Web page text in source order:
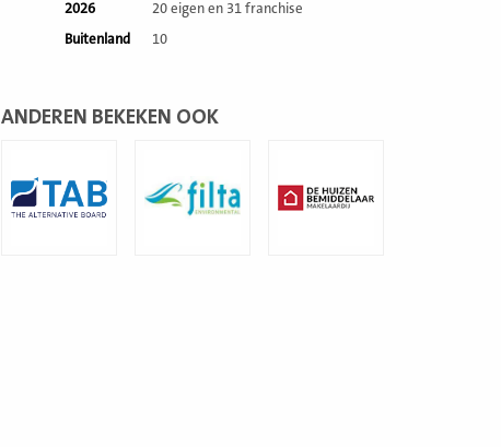
2026
20 eigen en 31 franchise
Buitenland
10
ANDEREN BEKEKEN OOK
meer
meer